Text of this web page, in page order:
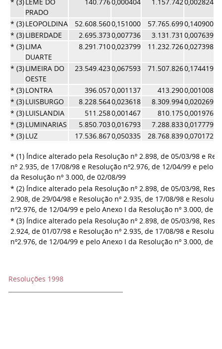
PRADO
* (3)LEOPOLDINA 52.608.5600,151000 57.765.6990,140900
* (3)LIBERDADE 2.695.3730,007736 3.131.731 0,007639
* (3)LIMA
DUARTE
8.291.7100,023799 11.232.7260,027398
* (3)LIMEIRA DO
OESTE
23.549.4230,067593 71.507.8260,174419
* (3)LONTRA 396.0570,001137 413.2900,001008
* (3)LUISBURGO 8.228.5640,023618 8.309.9940,020269
* (3)LUISLANDIA 511.2580,001467 810.1750,001976
* (3)LUMINARIAS 5.850.7030,016793 7.288.8330,017779
* (3)LUZ 17.536.8670,050335 28.768.8390,070172
* (1) Índice alterado pela Resolução nº 2.898, de 05/03/98 e
nº 2.935, de 17/08/98 e Resolução nº2.976, de 12/04/99 e pelo
da Resolução nº 3.000, de 02/08/99
* (2) Índice alterado pela Resolução nº 2.898, de 05/03/98,
2.908, de 29/04/98 e Resolução nº 2.935, de 17/08/98 e
nº2.976, de 12/04/99 e pelo Anexo I da Resolução nº 3.000, de
* (3) Índice alterado pela Resolução nº 2.898, de 05/03/98,
2.924, de 01/07/98 e Resolução nº 2.935, de 17/08/98 e
nº2.976, de 12/04/99 e pelo Anexo I da Resolução nº 3.000, de
Resoluções 1998